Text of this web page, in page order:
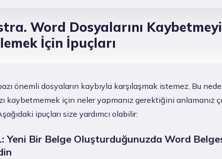
Word Dosyalarını Kaybetmeyi
İçin İpuçları
önemli dosyaların kaybıyla karşılaşmak istemez. Bu
kaybetmemek için neler yapmanız gerektiğini anlamanız
ipuçları size yardımcı olabilir:
Yeni Bir Belge Oluşturduğunuzda Word